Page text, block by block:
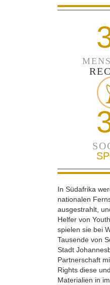
In Südafrika
nationalen
ausgestrahlt,
Helfer von
spielen sie bei
Tausende von
Stadt
Partnerschaft
Rights diese
Materialien in